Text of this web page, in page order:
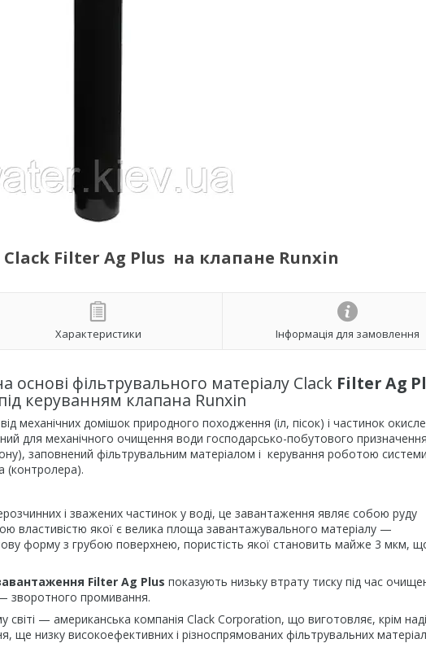
Filter Ag Plus на клапане Runxin
Характеристики Інформація для замовлення
фільтрувального матеріалу Clack Filter Ag
керуванням клапана Runxin
механічних домішок природного походження (іл, пісок) і частинок
для механічного очищення води господарсько-побутового
заповнений фільтрувальним матеріалом і керування роботою системи
(контролера).
і зважених частинок у воді, це завантаження являє собою руду
властивістю якої є велика площа завантажувального матеріалу —
форму з грубою поверхнею, пористість якої становить майже 3 мкм,
Filter Ag Plus показують низьку втрату тиску під час
зворотного промивання.
— американська компанія Clack Corporation, що виготовляє, крім
низку високоефективних і різноспрямованих фільтрувальних